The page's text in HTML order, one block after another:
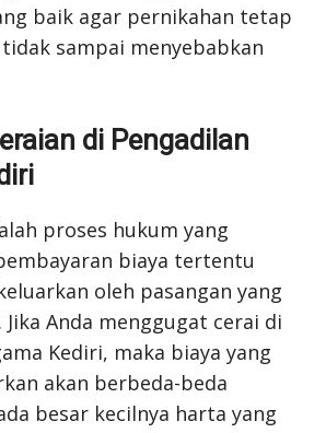
baik agar pernikahan tetap
sampai menyebabkan
di Pengadilan
proses hukum yang
biaya tertentu
oleh pasangan yang
Anda menggugat cerai di
Kediri, maka biaya yang
akan berbeda-beda
besar kecilnya harta yang